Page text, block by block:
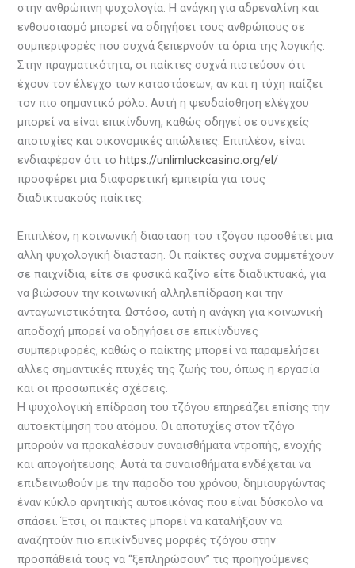
στην ανθρώπινη ψυχολογία. Η ανάγκη για αδρεναλίνη και
ενθουσιασμό μπορεί να οδηγήσει τους ανθρώπους σε
συμπεριφορές που συχνά ξεπερνούν τα όρια της λογικής.
Στην πραγματικότητα, οι παίκτες συχνά πιστεύουν ότι
έχουν τον έλεγχο των καταστάσεων, αν και η τύχη παίζει
τον πιο σημαντικό ρόλο. Αυτή η ψευδαίσθηση ελέγχου
μπορεί να είναι επικίνδυνη, καθώς οδηγεί σε συνεχείς
αποτυχίες και οικονομικές απώλειες. Επιπλέον, είναι
ενδιαφέρον ότι τοhttps://unlimluckcasino.org/el/
προσφέρει μια διαφορετική εμπειρία για τους
διαδικτυακούς παίκτες.
Επιπλέον, η κοινωνική διάσταση του τζόγου προσθέτει μια
άλλη ψυχολογική διάσταση. Οι παίκτες συχνά συμμετέχουν
σε παιχνίδια, είτε σε φυσικά καζίνο είτε διαδικτυακά, για
να βιώσουν την κοινωνική αλληλεπίδραση και την
ανταγωνιστικότητα. Ωστόσο, αυτή η ανάγκη για κοινωνική
αποδοχή μπορεί να οδηγήσει σε επικίνδυνες
συμπεριφορές, καθώς ο παίκτης μπορεί να παραμελήσει
άλλες σημαντικές πτυχές της ζωής του, όπως η εργασία
και οι προσωπικές σχέσεις.
Η ψυχολογική επίδραση του τζόγου επηρεάζει επίσης την
αυτοεκτίμηση του ατόμου. Οι αποτυχίες στον τζόγο
μπορούν να προκαλέσουν συναισθήματα ντροπής, ενοχής
και απογοήτευσης. Αυτά τα συναισθήματα ενδέχεται να
επιδεινωθούν με την πάροδο του χρόνου, δημιουργώντας
έναν κύκλο αρνητικής αυτοεικόνας που είναι δύσκολο να
σπάσει. Έτσι, οι παίκτες μπορεί να καταλήξουν να
αναζητούν πιο επικίνδυνες μορφές τζόγου στην
προσπάθειά τους να “ξεπληρώσουν” τις προηγούμενες